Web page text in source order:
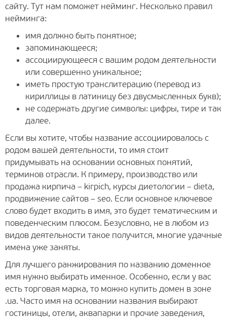
сайту. Тут нам поможет нейминг. Несколько правил
нейминга:
имя должно быть понятное;
запоминающееся;
ассоциирующееся с вашим родом деятельности
или совершенно уникальное;
иметь простую транслитерацию (перевод из
кириллицы в латиницу без двусмысленных букв);
не содержать другие символы: цифры, тире и так
далее.
Если вы хотите, чтобы название ассоциировалось с
родом вашей деятельности, то имя стоит
придумывать на основании основных понятий,
терминов отрасли. К примеру, производство или
продажа кирпича – kirpich, курсы диетологии – dieta,
продвижение сайтов – seo. Если основное ключевое
слово будет входить в имя, это будет тематическим и
поведенческим плюсом. Безусловно, не в любом из
видов деятельности такое получится, многие удачные
имена уже заняты.
Для лучшего ранжирования по названию доменное
имя нужно выбирать именное. Особенно, если у вас
есть торговая марка, то можно купить домен в зоне
.ua. Часто имя на основании названия выбирают
гостиницы, отели, аквапарки и прочие заведения,